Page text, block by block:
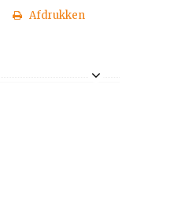
Afdrukken